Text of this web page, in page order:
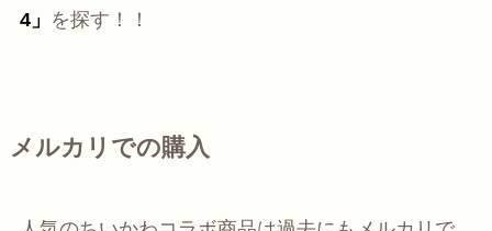
4」 を探す！！
メルカリでの購入